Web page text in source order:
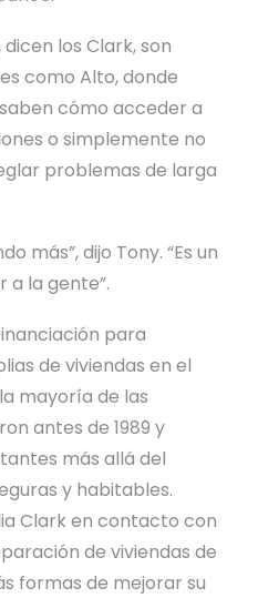
los Clark, son
como Alto, donde
cómo acceder a
o simplemente no
problemas de larga
más”, dijo Tony. “Es un
a la gente”.
para
de viviendas en el
mayoría de las
antes de 1989 y
más allá del
y habitables.
Clark en contacto con
de viviendas de
formas de mejorar su